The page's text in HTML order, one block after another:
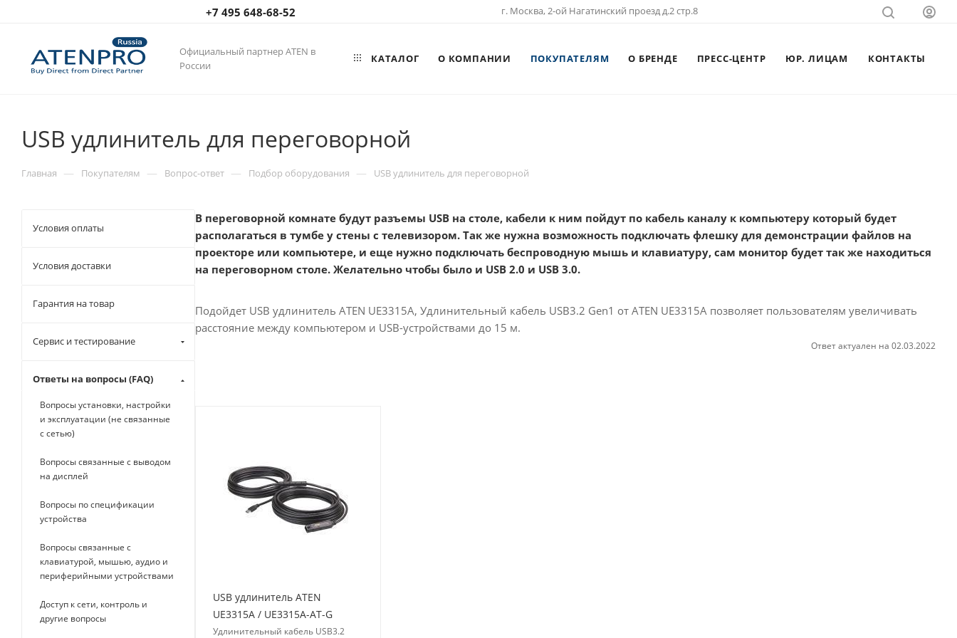
+7 495 648-68-52 г. Москва, 2-ой Нагатинский проезд д.2 стр.8
Официальный партнер ATEN в
России
КАТАЛОГ О КОМПАНИИ ПОКУПАТЕЛЯМ О БРЕНДЕ ПРЕСС-ЦЕНТР ЮР. ЛИЦАМ КОНТАКТЫ
USB удлинитель для переговорной
Главная — Покупателям — Вопрос-ответ — Подбор оборудования — USB удлинитель для переговорной
В переговорной комнате будут разъемы USB на столе, кабели к ним пойдут по кабель каналу к компьютеру который будет
располагаться в тумбе у стены с телевизором. Так же нужна возможность подключать флешку для демонстрации файлов на
проекторе или компьютере, и еще нужно подключать беспроводную мышь и клавиатуру, сам монитор будет так же находиться
на переговорном столе. Желательно чтобы было и USB 2.0 и USB 3.0.
Подойдет USB удлинитель ATEN UE3315A, Удлинительный кабель USB3.2 Gen1 от ATEN UE3315A позволяет пользователям увеличивать
расстояние между компьютером и USB-устройствами до 15 м.
Ответ актуален на 02.03.2022
USB удлинитель ATEN
UE3315A / UE3315A-AT-G
Удлинительный кабель USB3.2
Условия оплаты
Условия доставки
Гарантия на товар
Сервис и тестирование
Ответы на вопросы (FAQ)
Вопросы установки, настройки
и эксплуатации (не связанные
с сетью)
Вопросы связанные с выводом
на дисплей
Вопросы по спецификации
устройства
Вопросы связанные с
клавиатурой, мышью, аудио и
периферийными устройствами
Доступ к сети, контроль и
другие вопросы